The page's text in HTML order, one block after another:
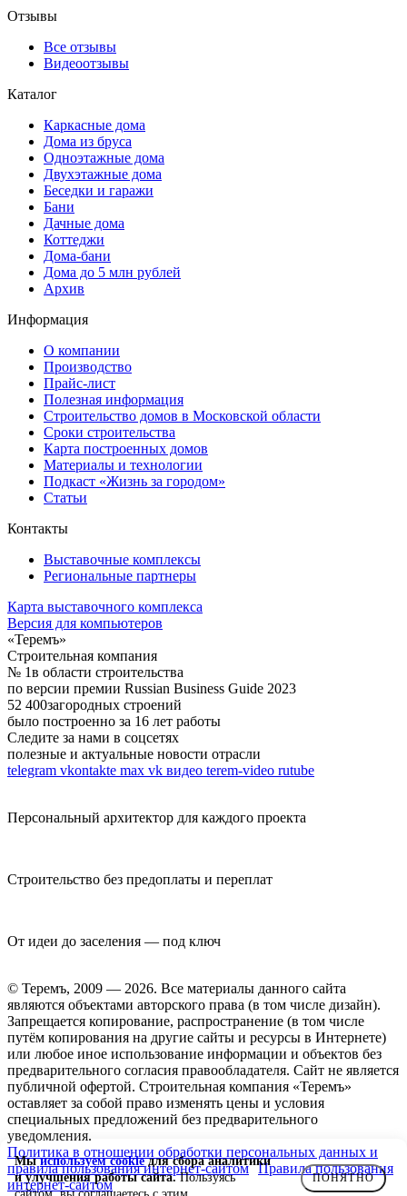
Мыиспользуем cookieдля сбора аналитики
и улучшения работы сайта.Пользуясь
ПОНЯТНО
Отзывы
Все отзывы
Видеоотзывы
Каталог
Каркасные дома
Дома из бруса
Одноэтажные дома
Двухэтажные дома
Беседки и гаражи
Бани
Дачные дома
Коттеджи
Дома-бани
Дома до 5 млн рублей
Архив
Информация
О компании
Производство
Прайс-лист
Полезная информация
Строительство домов в Московской области
Сроки строительства
Карта построенных домов
Материалы и технологии
Подкаст «Жизнь за городом»
Статьи
Контакты
Выставочные комплексы
Региональные партнеры
Карта выставочного комплекса
Версия для компьютеров
«Теремъ»
Строительная компания
№ 1в области строительства
по версии премии Russian Business Guide 2023
52 400загородных строений
было построенно за 16 лет работы
Следите за нами в соцсетях
полезные и актуальные новости отрасли
telegram vkontakte max vk видео terem-video rutube
Персональный архитектор для каждого проекта
Строительство без предоплаты и переплат
От идеи до заселения — под ключ
© Теремъ, 2009 — 2026. Все материалы данного сайта
являются объектами авторского права (в том числе дизайн).
Запрещается копирование, распространение (в том числе
путём копирования на другие сайты и ресурсы в Интернете)
или любое иное использование информации и объектов без
предварительного согласия правообладателя. Cайт не является
публичной офертой. Строительная компания «Теремъ»
оставляет за собой право изменять цены и условия
специальных предложений без предварительного
уведомления.
Политика в отношении обработки персональных данных и
правила пользования интернет-сайтом Правила пользования
интернет-сайтом